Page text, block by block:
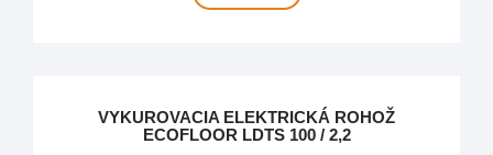
VYKUROVACIA ELEKTRICKÁ ROHOŽ
ECOFLOOR LDTS 100 / 2,2